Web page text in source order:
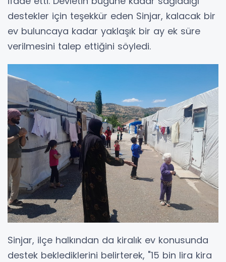
destekler için teşekkür eden Sinjar, kalacak bir
ev buluncaya kadar yaklaşık bir ay ek süre
verilmesini talep ettiğini söyledi.
Sinjar, ilçe halkından da kiralık ev konusunda
destek beklediklerini belirterek, "15 bin lira kira